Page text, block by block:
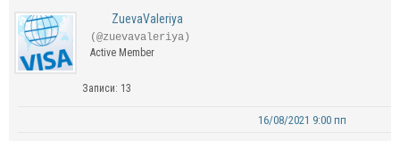
ZuevaValeriya
(@zuevavaleriya)
Active Member
Записи: 13
16/08/2021 9:00 пп